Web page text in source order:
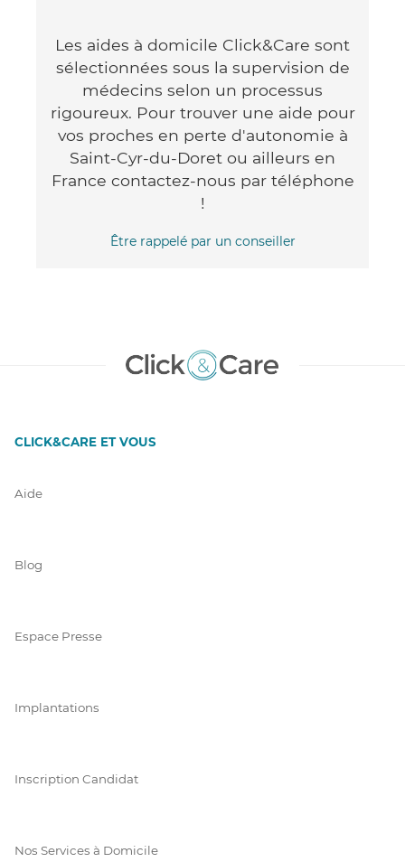
Les aides à domicile Click&Care sont
sélectionnées sous la supervision de
médecins selon un processus
rigoureux. Pour trouver une aide pour
vos proches en perte d'autonomie à
Saint-Cyr-du-Doret ou ailleurs en
France contactez-nous par téléphone
!
Être rappelé par un conseiller
CLICK&CARE ET VOUS
Aide
Blog
Espace Presse
Implantations
Inscription Candidat
Nos Services à Domicile